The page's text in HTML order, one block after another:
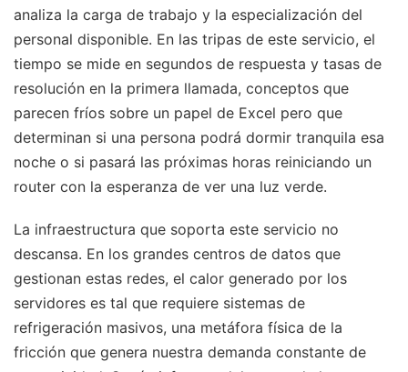
analiza la carga de trabajo y la especialización del
personal disponible. En las tripas de este servicio, el
tiempo se mide en segundos de respuesta y tasas de
resolución en la primera llamada, conceptos que
parecen fríos sobre un papel de Excel pero que
determinan si una persona podrá dormir tranquila esa
noche o si pasará las próximas horas reiniciando un
router con la esperanza de ver una luz verde.
La infraestructura que soporta este servicio no
descansa. En los grandes centros de datos que
gestionan estas redes, el calor generado por los
servidores es tal que requiere sistemas de
refrigeración masivos, una metáfora física de la
fricción que genera nuestra demanda constante de